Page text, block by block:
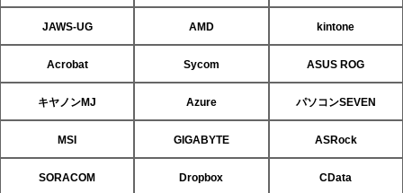
JAWS-UG AMD kintone
Acrobat Sycom ASUS ROG
キヤノンMJ Azure パソコンSEVEN
MSI GIGABYTE ASRock
SORACOM Dropbox CData